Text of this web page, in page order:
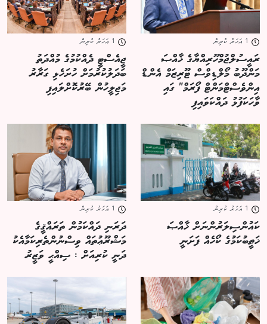
ރައީސުލްޖުމްހޫރިއްޔާގެ ޚާއްޞަ
މަންދޫބު މޯލްޑިވްސް ޓޫރިޒަމް އެންޑް
އިންވެސްޓްމަންޓް ފޯރަމް" ގައި
ވާހަކަފުޅު ދައްކަވައިފި
ޖީއެސްޓީ ދެއްކުމުގެ މުއްދަތު
ބަދަލުކުރުމަށް ހުށަހެޅި ގަރާރު
މަޖިލީހުން ބޭރުކޮށްލައިފި
ކައުންސިލަރުންނަށް ޚާއްޞަ
ޚަޠީބުކަމުގެ ކޯހެއް ފަށަނީ
ދަރަނި ދައްކަމުން ތަރައްޤީގެ
މަޝްރޫޢުތައް ވިސްނުންތެރިކަމާއެކު
ދަނީ ކުރިއަށް : ސިއްޙީ ވަޒީރު